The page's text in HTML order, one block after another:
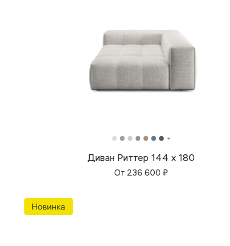
Диван Риттер 144 х 180
От 236 600 ₽